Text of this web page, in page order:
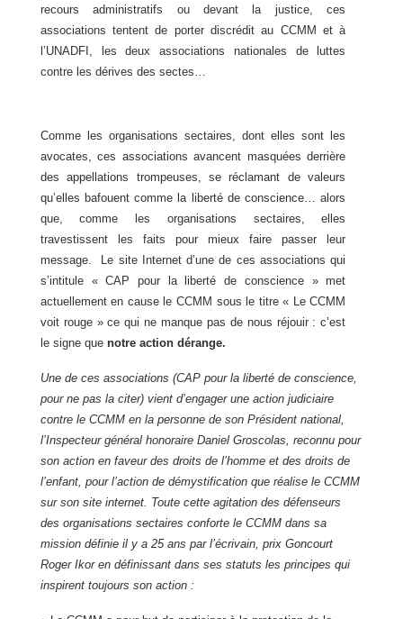
recours administratifs ou devant la justice, ces
associations tentent de porter discrédit au CCMM et à
l’UNADFI, les deux associations nationales de luttes
contre les dérives des sectes…
Comme les organisations sectaires, dont elles sont les
avocates, ces associations avancent masquées derrière
des appellations trompeuses, se réclamant de valeurs
qu’elles bafouent comme la liberté de conscience… alors
que, comme les organisations sectaires, elles
travestissent les faits pour mieux faire passer leur
message.
Le site Internet d’une de ces associations qui
s’intitule « CAP pour la liberté de conscience » met
actuellement en cause le CCMM sous le titre « Le CCMM
voit rouge » ce qui ne manque pas de nous réjouir : c’est
le signe que notre action dérange.
Une de ces associations (CAP pour la liberté de conscience,
pour ne pas la citer) vient d’engager une action judiciaire
contre le CCMM en la personne de son Président national,
l’Inspecteur général honoraire Daniel Groscolas, reconnu pour
son action en faveur des droits de l’homme et des droits de
l’enfant, pour l’action de démystification que réalise le CCMM
sur son site internet. Toute cette agitation des défenseurs
des organisations sectaires conforte le CCMM dans sa
mission définie il y a 25 ans par l’écrivain, prix Goncourt
Roger Ikor en définissant dans ses statuts les principes qui
inspirent toujours son action :